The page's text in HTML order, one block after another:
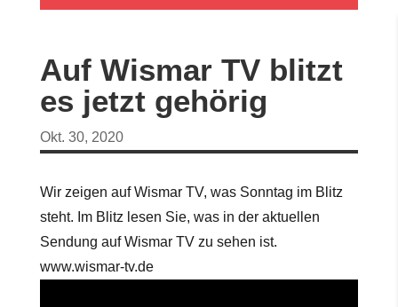
Auf Wismar TV blitzt
es jetzt gehörig
Okt. 30, 2020
Wir zeigen auf Wismar TV, was Sonntag im Blitz
steht. Im Blitz lesen Sie, was in der aktuellen
Sendung auf Wismar TV zu sehen ist.
www.wismar-tv.de